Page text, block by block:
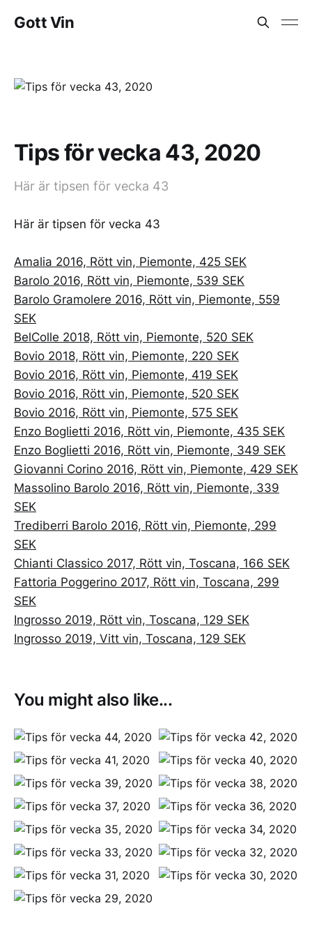
Gott Vin
Tips för vecka 43, 2020
Här är tipsen för vecka 43
Här är tipsen för vecka 43
Amalia 2016, Rött vin, Piemonte, 425 SEK
Barolo 2016, Rött vin, Piemonte, 539 SEK
Barolo Gramolere 2016, Rött vin, Piemonte, 559
SEK
BelColle 2018, Rött vin, Piemonte, 520 SEK
Bovio 2018, Rött vin, Piemonte, 220 SEK
Bovio 2016, Rött vin, Piemonte, 419 SEK
Bovio 2016, Rött vin, Piemonte, 520 SEK
Bovio 2016, Rött vin, Piemonte, 575 SEK
Enzo Boglietti 2016, Rött vin, Piemonte, 435 SEK
Enzo Boglietti 2016, Rött vin, Piemonte, 349 SEK
Giovanni Corino 2016, Rött vin, Piemonte, 429 SEK
Massolino Barolo 2016, Rött vin, Piemonte, 339
SEK
Trediberri Barolo 2016, Rött vin, Piemonte, 299
SEK
Chianti Classico 2017, Rött vin, Toscana, 166 SEK
Fattoria Poggerino 2017, Rött vin, Toscana, 299
SEK
Ingrosso 2019, Rött vin, Toscana, 129 SEK
Ingrosso 2019, Vitt vin, Toscana, 129 SEK
You might also like...